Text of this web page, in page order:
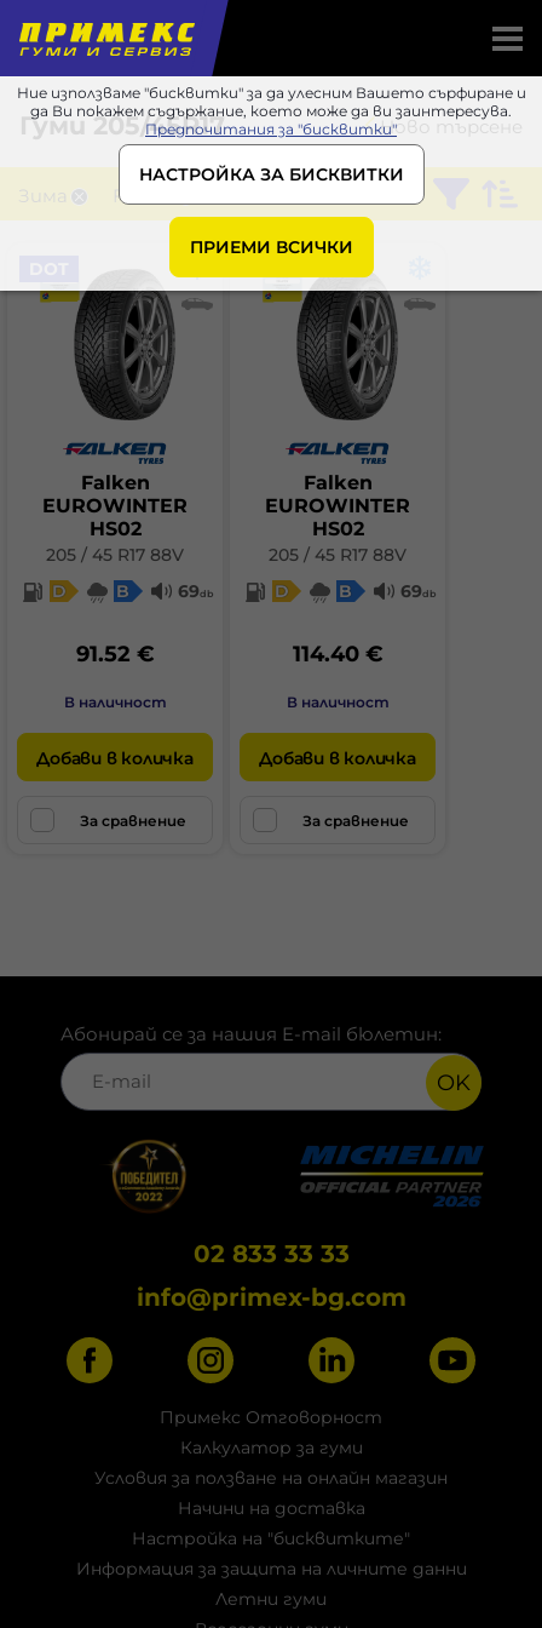
Ние използваме "бисквитки" за да улесним Вашето сърфиране и
да Ви покажем съдържание, което може да ви заинтересува.
Предпочитания за "бисквитки"
НАСТРОЙКА ЗА БИСКВИТКИ
ПРИЕМИ ВСИЧКИ
Ново търсене
Гуми205/45R17
Зима Falken
Falken
EUROWINTER
HS02
205 / 45 R17 88V
D
B 69db
91.52 €
В наличност
Добави в количка
За сравнение
Falken
EUROWINTER
HS02
205 / 45 R17 88V
D
B 69db
114.40 €
В наличност
Добави в количка
За сравнение
Абонирай се за нашия E-mail бюлетин:
OK
02 833 33 33
info@primex-bg.com
Примекс Отговорност
Калкулатор за гуми
Условия за ползване на онлайн магазин
Начини на доставка
Настройка на "бисквитките"
Информация за защита на личните данни
Летни гуми